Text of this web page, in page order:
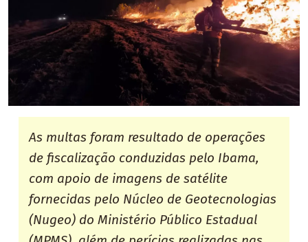
As multas foram resultado de operações
de fiscalização conduzidas pelo Ibama,
com apoio de imagens de satélite
fornecidas pelo Núcleo de Geotecnologias
(Nugeo) do Ministério Público Estadual